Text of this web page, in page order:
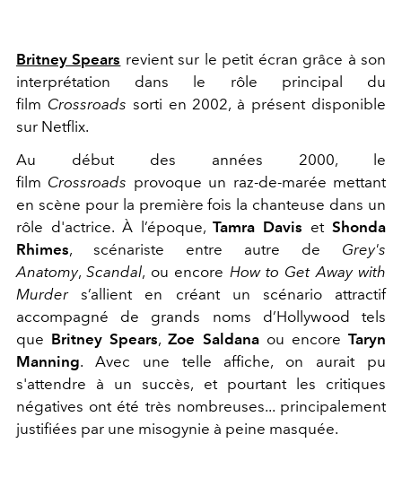
Britney Spears revient sur le petit écran grâce à son
interprétation dans le rôle principal du
film Crossroads sorti en 2002, à présent disponible
sur Netflix.
Au début des années 2000, le
film Crossroads provoque un raz-de-marée mettant
en scène pour la première fois la chanteuse dans un
rôle d'actrice. À l’époque,Tamra Davis etShonda
Rhimes, scénariste entre autre de Grey's
Anatomy,Scandal, ou encore How to Get Away with
Murders’allient en créant un scénario attractif
accompagné de grands noms d’Hollywood tels
que Britney Spears,Zoe Saldanaou encoreTaryn
Manning. Avec une telle affiche, on aurait pu
s'attendre à un succès, et pourtant les critiques
négatives ont été très nombreuses... principalement
justifiées par une misogynie à peine masquée.